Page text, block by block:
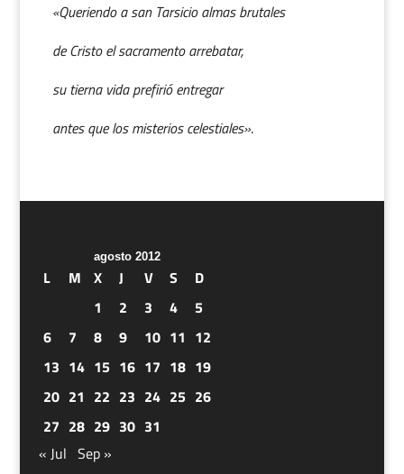
«Queriendo a san Tarsicio almas brutales
de Cristo el sacramento arrebatar,
su tierna vida prefirió entregar
antes que los misterios celestiales».
agosto 2012
L M X J V S
D
1
2 3 4
5
6
7 8 9 10 11 12
13 14 15 16 17 18 19
20 21 22 23 24 25 26
27 28 29 30 31
« Jul Sep »